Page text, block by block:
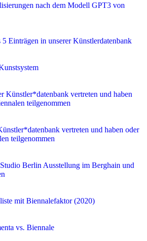
nach dem Modell GPT3 von
Einträgen in unserer Künstlerdatenbank
Künstler*datenbank vertreten und haben
teilgenommen
vertreten und haben oder
teilgenommen
Berlin Ausstellung im Berghain und
mit Biennalefaktor (2020)
vs. Biennale